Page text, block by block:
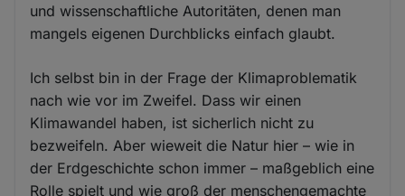
und wissenschaftliche Autoritäten, denen man
mangels eigenen Durchblicks einfach glaubt.
Ich selbst bin in der Frage der Klimaproblematik
nach wie vor im Zweifel. Dass wir einen
Klimawandel haben, ist sicherlich nicht zu
bezweifeln. Aber wieweit die Natur hier – wie in
der Erdgeschichte schon immer – maßgeblich eine
Rolle spielt und wie groß der menschengemachte